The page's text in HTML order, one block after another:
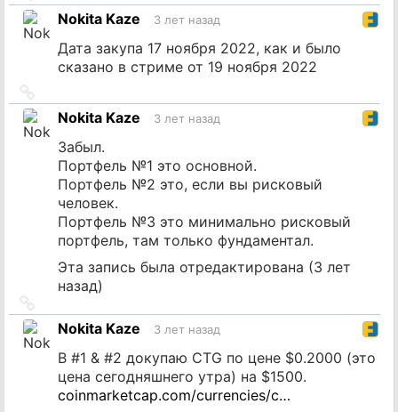
на
источник
Nokita Kaze 3 лет назад
Дата закупа 17 ноября 2022, как и было
сказано в стриме от 19 ноября 2022
на
источник
Nokita Kaze 3 лет назад
Забыл.
Портфель №1 это основной.
Портфель №2 это, если вы рисковый
человек.
Портфель №3 это минимально рисковый
портфель, там только фундаментал.
Эта запись была отредактирована (3 лет
назад)
на
источник
Nokita Kaze 3 лет назад
В #1 & #2 докупаю CTG по цене $0.2000 (это
цена сегодняшнего утра) на $1500.
coinmarketcap.com/currencies/c…